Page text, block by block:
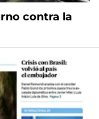
contra la